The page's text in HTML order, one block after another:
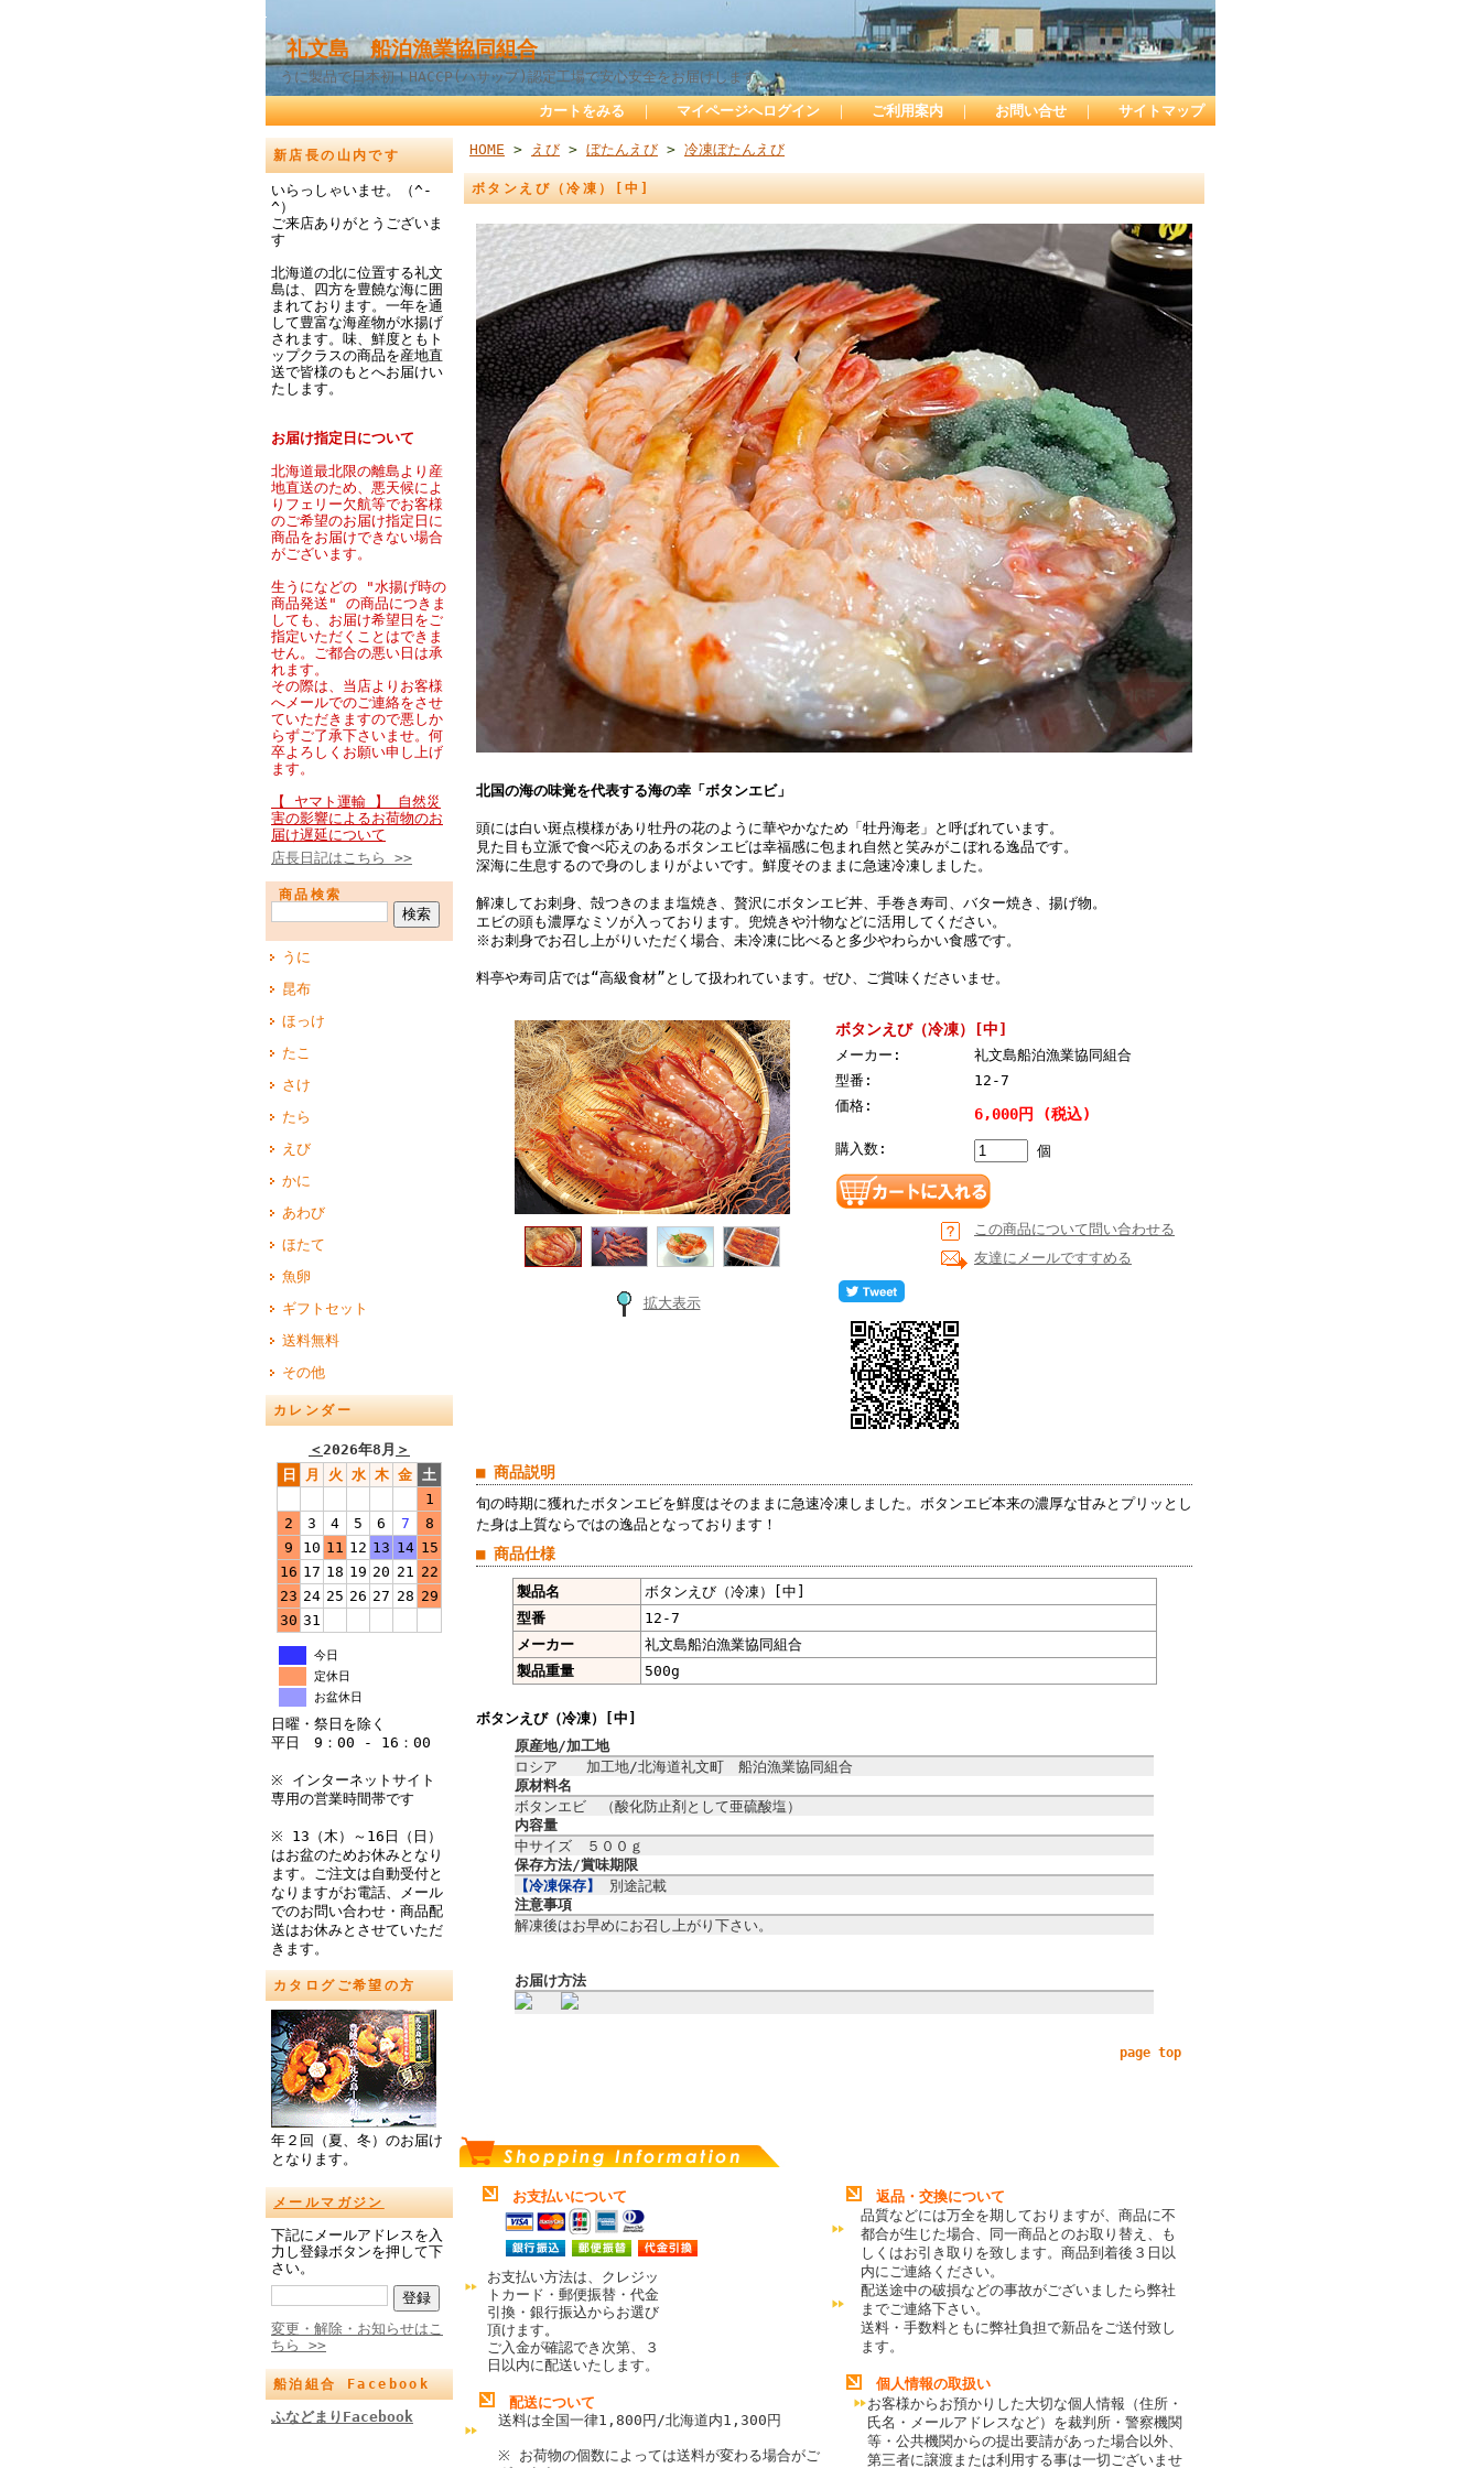
礼文島 船泊漁業協同組合
うに製品で日本初！HACCP(ハサップ)認定工場で安心安全をお届けします
カートをみる ｜ マイページへログイン ｜ ご利用案内 ｜ お問い合せ ｜ サイトマップ
新店長の山内です
いらっしゃいませ。（^-
^）
ご来店ありがとうございま
す
北海道の北に位置する礼文
島は、四方を豊饒な海に囲
まれております。一年を通
して豊富な海産物が水揚げ
されます。味、鮮度ともト
ップクラスの商品を産地直
送で皆様のもとへお届けい
たします。
お届け指定日について
北海道最北限の離島より産
地直送のため、悪天候によ
りフェリー欠航等でお客様
のご希望のお届け指定日に
商品をお届けできない場合
がございます。
生うになどの "水揚げ時の
商品発送" の商品につきま
しても、お届け希望日をご
指定いただくことはできま
せん。ご都合の悪い日は承
れます。
その際は、当店よりお客様
へメールでのご連絡をさせ
ていただきますので悪しか
らずご了承下さいませ。何
卒よろしくお願い申し上げ
ます。
【 ヤマト運輸 】 自然災
害の影響によるお荷物のお
届け遅延について
店長日記はこちら >>
商品検索
うに
昆布
ほっけ
たこ
さけ
たら
えび
かに
あわび
ほたて
魚卵
ギフトセット
送料無料
その他
カレンダー
＜2026年8月 ＞
日
月 火 水 木 金 土
1
2
3 4 5 6 7
8
9
10 11 12 13 14 15
16 17 18 19 20 21 22
23 24 25 26 27 28 29
30 31
今日
定休日
お盆休日
日曜・祭日を除く
平日 9：00 - 16：00
※ インターネットサイト
専用の営業時間帯です
※ 13（木）～16日（日）
はお盆のためお休みとなり
ます。ご注文は自動受付と
なりますがお電話、メール
でのお問い合わせ・商品配
送はお休みとさせていただ
きます。
カタログご希望の方
年２回（夏、冬）のお届け
となります。
メールマガジン
下記にメールアドレスを入
力し登録ボタンを押して下
さい。
変更・解除・お知らせはこ
ちら >>
船泊組合 Facebook
ふなどまりFacebook
HOME > えび > ぼたんえび > 冷凍ぼたんえび
ボタンえび（冷凍）[中]
北国の海の味覚を代表する海の幸「ボタンエビ」
頭には白い斑点模様があり牡丹の花のように華やかなため「牡丹海老」と呼ばれています。
見た目も立派で食べ応えのあるボタンエビは幸福感に包まれ自然と笑みがこぼれる逸品です。
深海に生息するので身のしまりがよいです。鮮度そのままに急速冷凍しました。
解凍してお刺身、殻つきのまま塩焼き、贅沢にボタンエビ丼、手巻き寿司、バター焼き、揚げ物。
エビの頭も濃厚なミソが入っております。兜焼きや汁物などに活用してください。
※お刺身でお召し上がりいただく場合、未冷凍に比べると多少やわらかい食感です。
料亭や寿司店では“高級食材”として扱われています。ぜひ、ご賞味くださいませ。
拡大表示
ボタンえび（冷凍）[中]
メーカー:
礼文島船泊漁業協同組合
型番:
12-7
価格:
6,000円 (税込)
購入数: 個
この商品について問い合わせる
友達にメールですすめる
■ 商品説明
旬の時期に獲れたボタンエビを鮮度はそのままに急速冷凍しました。ボタンエビ本来の濃厚な甘みとプリッとし
た身は上質ならではの逸品となっております！
■ 商品仕様
製品名
ボタンえび（冷凍）[中]
型番
12-7
メーカー
礼文島船泊漁業協同組合
製品重量
500g
ボタンえび（冷凍）[中]
原産地/加工地
ロシア 加工地/北海道礼文町 船泊漁業協同組合
原材料名
ボタンエビ （酸化防止剤として亜硫酸塩）
内容量
中サイズ ５００ｇ
保存方法/賞味期限
【冷凍保存】
別途記載
注意事項
解凍後はお早めにお召し上がり下さい。
お届け方法
page top
お支払いについて
お支払い方法は、クレジッ
トカード・郵便振替・代金
引換・銀行振込からお選び
頂けます。
ご入金が確認でき次第、３
日以内に配送いたします。
配送について
送料は全国一律1,800円/北海道内1,300円
※ お荷物の個数によっては送料が変わる場合がご
返品・交換について
品質などには万全を期しておりますが、商品に不
都合が生じた場合、同一商品とのお取り替え、も
しくはお引き取りを致します。商品到着後３日以
内にご連絡ください。
配送途中の破損などの事故がございましたら弊社
までご連絡下さい。
送料・手数料ともに弊社負担で新品をご送付致し
ます。
個人情報の取扱い
お客様からお預かりした大切な個人情報（住所・
氏名・メールアドレスなど）を裁判所・警察機関
等・公共機関からの提出要請があった場合以外、
第三者に譲渡または利用する事は一切ございませ